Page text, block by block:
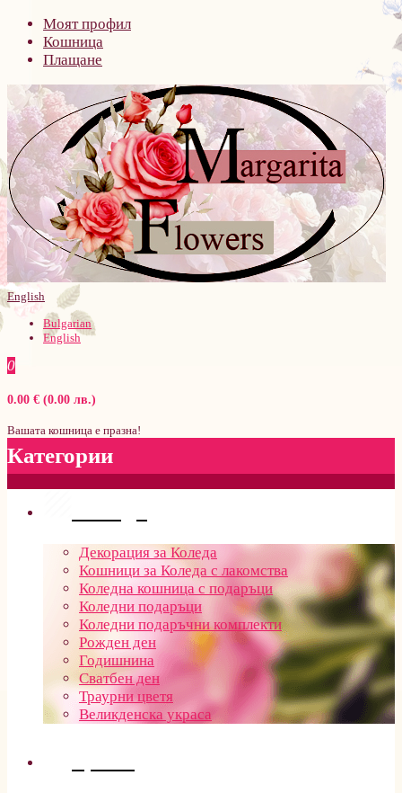
Моят профил
Кошница
Плащане
English
Bulgarian
English
0
0.00 € (0.00 лв.)
Вашата кошница е празна!
Категории
Декорация за Коледа
Кошници за Коледа с лакомства
Коледна кошница с подаръци
Коледни подаръци
Коледни подаръчни комплекти
Рожден ден
Годишнина
Сватбен ден
Траурни цветя
Великденска украса